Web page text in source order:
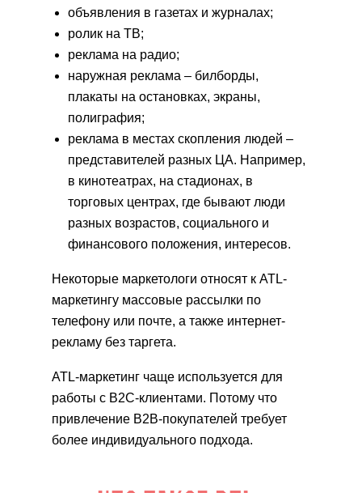
объявления в газетах и журналах;
ролик на ТВ;
реклама на радио;
наружная реклама – билборды,
плакаты на остановках, экраны,
полиграфия;
реклама в местах скопления людей –
представителей разных ЦА. Например,
в кинотеатрах, на стадионах, в
торговых центрах, где бывают люди
разных возрастов, социального и
финансового положения, интересов.
Некоторые маркетологи относят к ATL-
маркетингу массовые рассылки по
телефону или почте, а также интернет-
рекламу без таргета.
ATL-маркетинг чаще используется для
работы с В2С-клиентами. Потому что
привлечение В2В-покупателей требует
более индивидуального подхода.